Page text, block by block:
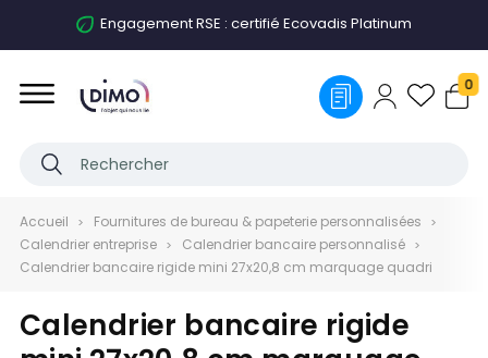
Engagement RSE : certifié Ecovadis Platinum
0
Accueil
Fournitures de bureau & papeterie personnalisées
Calendrier entreprise
Calendrier bancaire personnalisé
Calendrier bancaire rigide mini 27x20,8 cm marquage quadri
Calendrier bancaire rigide